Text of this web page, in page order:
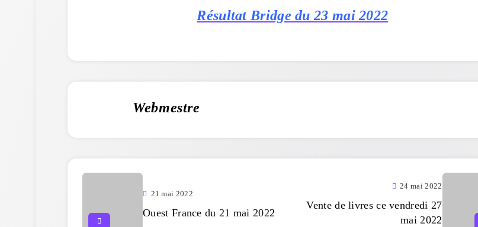
Résultat Bridge du 23 mai 2022
Webmestre
21 mai 2022
Ouest France du 21 mai 2022
24 mai 2022
Vente de livres ce vendredi 27
mai 2022